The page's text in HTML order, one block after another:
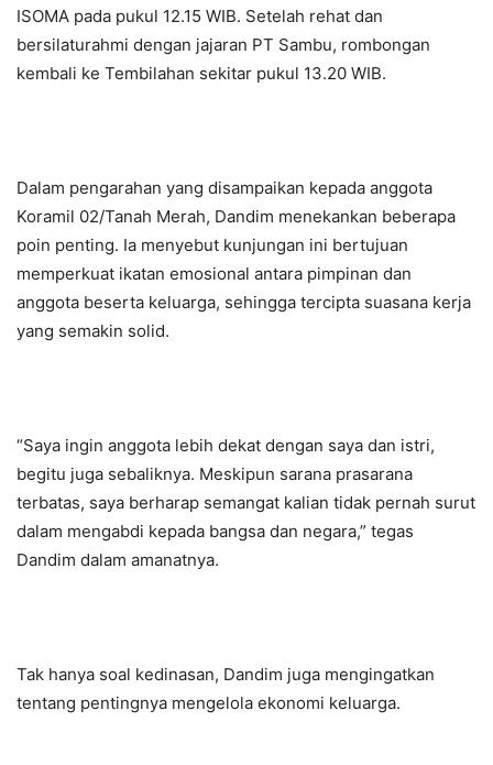
ISOMA pada pukul 12.15 WIB. Setelah rehat dan
bersilaturahmi dengan jajaran PT Sambu, rombongan
kembali ke Tembilahan sekitar pukul 13.20 WIB.
Dalam pengarahan yang disampaikan kepada anggota
Koramil 02/Tanah Merah, Dandim menekankan beberapa
poin penting. Ia menyebut kunjungan ini bertujuan
memperkuat ikatan emosional antara pimpinan dan
anggota beserta keluarga, sehingga tercipta suasana kerja
yang semakin solid.
“Saya ingin anggota lebih dekat dengan saya dan istri,
begitu juga sebaliknya. Meskipun sarana prasarana
terbatas, saya berharap semangat kalian tidak pernah surut
dalam mengabdi kepada bangsa dan negara,” tegas
Dandim dalam amanatnya.
Tak hanya soal kedinasan, Dandim juga mengingatkan
tentang pentingnya mengelola ekonomi keluarga.